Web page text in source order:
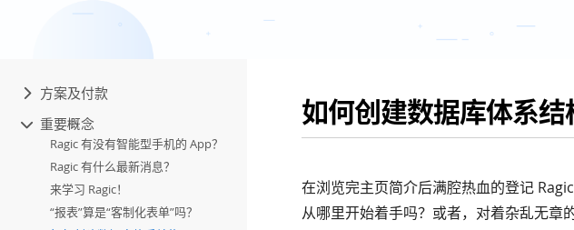
方案及付款
重要概念
Ragic 有没有智能型手机的 App？
Ragic 有什么最新消息？
来学习 Ragic！
“报表”算是“客制化表单”吗？
如何创建数据库体系结
在浏览完主页简介后满腔热血的登记
从哪里开始着手吗？或者，对着杂乱无章